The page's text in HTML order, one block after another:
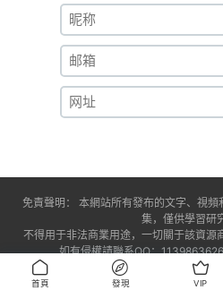
免責聲明： 本網站所有發布的文字、視頻
集，僅供學習研
不得用于非法商業用途，一切關于該資源
如有侵權請聯系QQ：
閩ICP備
首頁 發現 VIP